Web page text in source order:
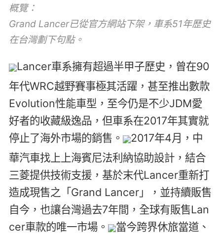
概覽：
Grand Lancer已從官方網站下架，車系51年歷史
在台灣劃下句點。
Lancer車系擁有超過半甲子歷史，曾在90
年代WRC越野賽事極其活躍，甚至推出數款
Evolution性能車型，至今仍是不少JDM愛
好者的收藏級逸品，但車系在2017年其實就
停止了海外市場的銷售。
2017年4月，中
華汽車找上上海賓尼法利納協助設計，結合
三菱提供技術支援，基於末代Lancer重新打
造成現售之「Grand Lancer」，並持續販售
自今，也讓台灣過去7年間，全球有販售Lan
cer車款的唯一市場。
當今跨界休旅當道、